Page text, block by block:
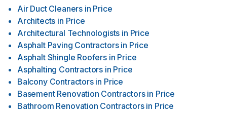
Air Duct Cleaners in Price
Architects in Price
Architectural Technologists in Price
Asphalt Paving Contractors in Price
Asphalt Shingle Roofers in Price
Asphalting Contractors in Price
Balcony Contractors in Price
Basement Renovation Contractors in Price
Bathroom Renovation Contractors in Price